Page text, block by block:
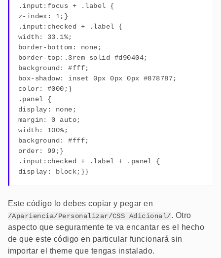
.input:focus + .label {
z-index: 1;}
.input:checked + .label {
width: 33.1%;
border-bottom: none;
border-top:.3rem solid #d90404;
background: #fff;
box-shadow: inset 0px 0px 0px #878787;
color: #000;}
.panel {
display: none;
margin: 0 auto;
width: 100%;
background: #fff;
order: 99;}
.input:checked + .label + .panel {
display: block;}}
Este código lo debes copiar y pegar en
/Apariencia/Personalizar/CSS Adicional/. Otro
aspecto que seguramente te va encantar es el hecho
de que este código en particular funcionará sin
importar el theme que tengas instalado.